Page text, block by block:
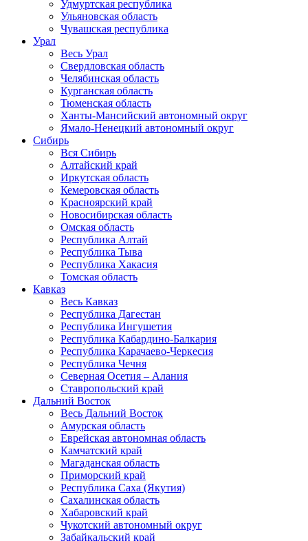
Удмуртская республика
Ульяновская область
Чувашская республика
Урал
Весь Урал
Свердловская область
Челябинская область
Курганская область
Тюменская область
Ханты-Мансийский автономный округ
Ямало-Ненецкий автономный округ
Сибирь
Вся Сибирь
Алтайский край
Иркутская область
Кемеровская область
Красноярский край
Новосибирская область
Омская область
Республика Алтай
Республика Тыва
Республика Хакасия
Томская область
Кавказ
Весь Кавказ
Республика Дагестан
Республика Ингушетия
Республика Кабардино-Балкария
Республика Карачаево-Черкесия
Республика Чечня
Северная Осетия – Алания
Ставропольский край
Дальний Восток
Весь Дальний Восток
Амурская область
Еврейская автономная область
Камчатский край
Магаданская область
Приморский край
Республика Саха (Якутия)
Сахалинская область
Хабаровский край
Чукотский автономный округ
Забайкальский край